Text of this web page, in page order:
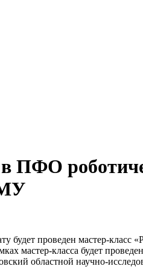
в ПФО
проведен мастер-класс
мастер-класса будет
областной научно-